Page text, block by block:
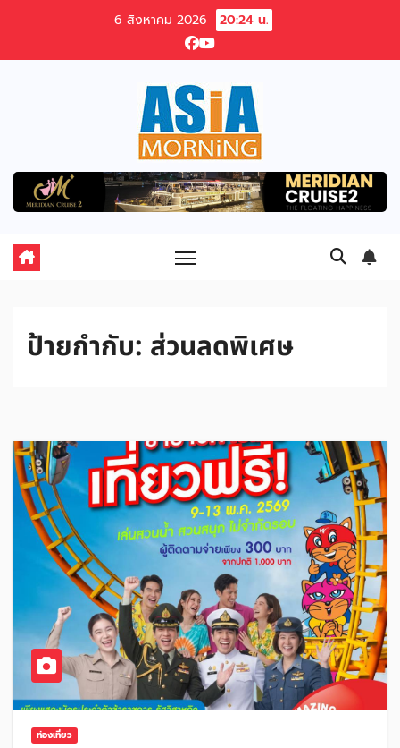
content
6 สิงหาคม 2026 20:24 น.
ป้ายกำกับ: ส่วนลดพิเศษ
ท่องเที่ยว